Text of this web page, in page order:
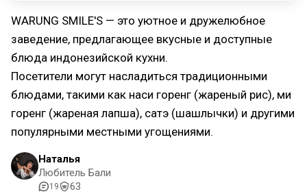
WARUNG SMILE'S — это уютное и дружелюбное
заведение, предлагающее вкусные и доступные
блюда индонезийской кухни.
Посетители могут насладиться традиционными
блюдами, такими как наси горенг (жареный рис), ми
горенг (жареная лапша), сатэ (шашлычки) и другими
популярными местными угощениями.
Наталья
Любитель Бали
19 63